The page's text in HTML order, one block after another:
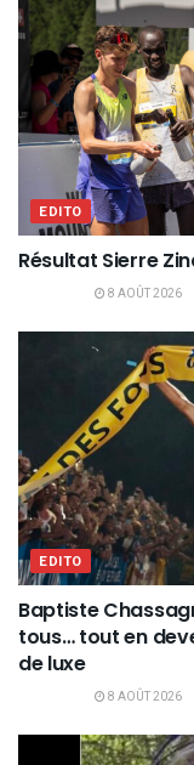
EDITO
Résultat Sierre
8 AOÛT 2026
EDITO
Baptiste
tous… tout en
de luxe
8 AOÛT 2026